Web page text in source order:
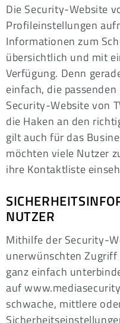
Die Security-Website
Profileinstellungen
Informationen zum
übersichtlich und mit
Verfügung. Denn
einfach, die
Security-Website von
die Haken an den
gilt auch für das
möchten viele Nutzer
ihre Kontaktliste
NUTZER
Mithilfe der Security-
unerwünschten
ganz einfach
auf
schwache, mittlere